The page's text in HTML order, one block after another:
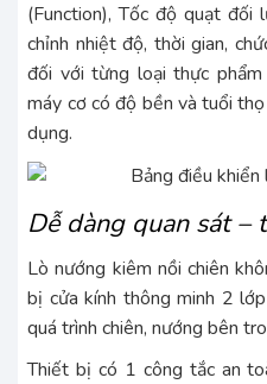
(Function), Tốc độ quạt đối
chỉnh nhiệt độ, thời gian,
đối với từng loại thực phẩm
máy cơ có độ bền và tuổi
dụng.
Dễ dàng quan sát –
Lò nướng kiêm nồi chiên
bị cửa kính thông minh 2
quá trình chiên, nướng bên
Thiết bị có 1 công tắc an